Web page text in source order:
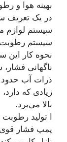
بهینه هوا و
در یک تعریف
سیستم لوازم
سیستم رطوبت
نحوه کار
ناگهانی
زیادی که
بالا می‌برد.
ا تولید
پمپ فشار قوی